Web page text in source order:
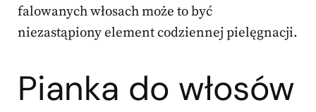
falowanych włosach może to być
niezastąpiony element codziennej pielęgnacji.
Pianka do włosów